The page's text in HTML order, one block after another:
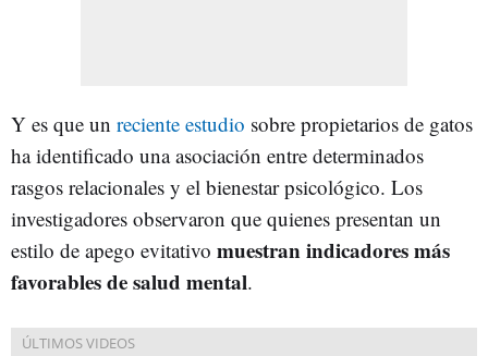
Y es que un reciente estudio sobre propietarios de gatos
ha identificado una asociación entre determinados
rasgos relacionales y el bienestar psicológico. Los
investigadores observaron que quienes presentan un
estilo de apego evitativo muestran indicadores más
favorables de salud mental.